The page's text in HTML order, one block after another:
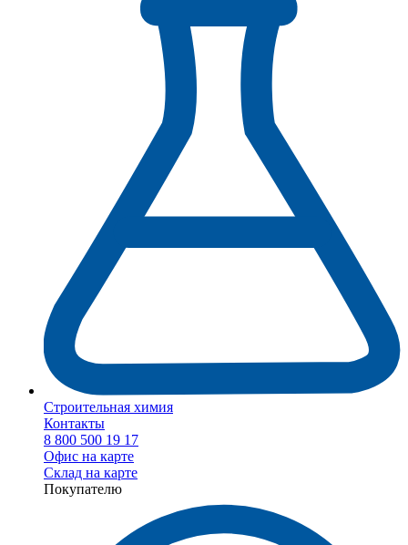
Строительная химия
Контакты
8 800 500 19 17
Офис на карте
Склад на карте
Покупателю